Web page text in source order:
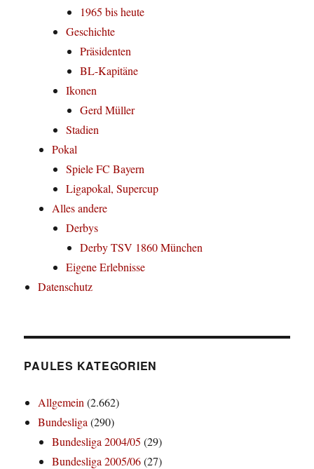
1965 bis heute
Geschichte
Präsidenten
BL-Kapitäne
Ikonen
Gerd Müller
Stadien
Pokal
Spiele FC Bayern
Ligapokal, Supercup
Alles andere
Derbys
Derby TSV 1860 München
Eigene Erlebnisse
Datenschutz
PAULES KATEGORIEN
Allgemein (2.662)
Bundesliga (290)
Bundesliga 2004/05 (29)
Bundesliga 2005/06(27)